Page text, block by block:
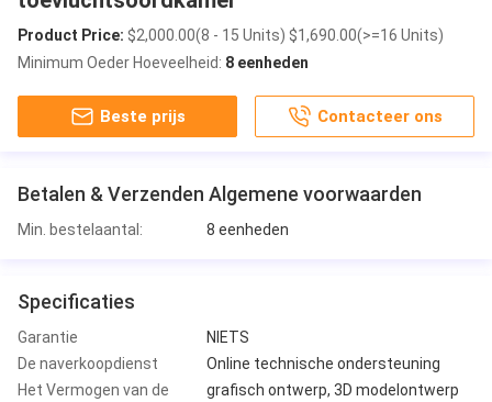
Product Price: $2,000.00(8 - 15 Units) $1,690.00(>=16 Units)
Minimum Oeder Hoeveelheid: 8 eenheden
Beste prijs Contacteer ons
Betalen & Verzenden Algemene voorwaarden
Min. bestelaantal: 8 eenheden
Specificaties
Garantie
NIETS
De naverkoopdienst
Online technische ondersteuning
Het Vermogen van de
grafisch ontwerp, 3D modelontwerp